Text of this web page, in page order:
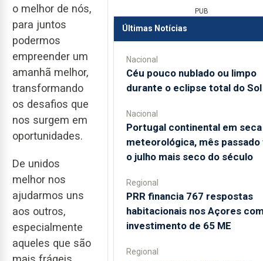
o melhor de nós,
para juntos
podermos
empreender um
amanhã melhor,
transformando
os desafios que
nos surgem em
oportunidades.
De unidos
melhor nos
ajudarmos uns
aos outros,
especialmente
aqueles que são
PUB
Últimas Notícias
Nacional
Céu pouco nublado ou limpo
durante o eclipse total do Sol
Nacional
Portugal continental em seca
meteorológica, mês passado
o julho mais seco do século
Regional
PRR financia 767 respostas
habitacionais nos Açores
investimento de 65 ME
Regional